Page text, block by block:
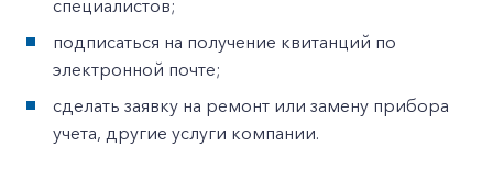
специалистов;
подписаться на получение квитанций по
электронной почте;
сделать заявку на ремонт или замену прибора
учета, другие услуги компании.